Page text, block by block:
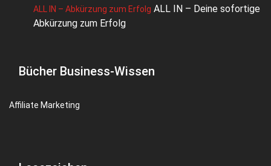
ALL IN – Abkürzung zum Erfolg ALL IN – Deine sofortige
Abkürzung zum Erfolg
Bücher Business-Wissen
Affiliate Marketing